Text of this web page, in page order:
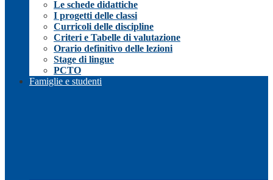
Le schede didattiche
I progetti delle classi
Curricoli delle discipline
Criteri e Tabelle di valutazione
Orario definitivo delle lezioni
Stage di lingue
PCTO
Famiglie e studenti